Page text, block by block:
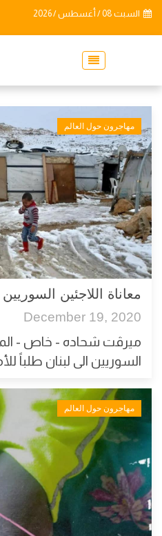
السبت 08 / أغسطس / 2026
مهاجرون حول العالم
معاناة اللاجئين
December 19, 2020
ميرڤت شحاده - خاص -
السوريين الى لبنان طلباً
مهاجرون حول العالم